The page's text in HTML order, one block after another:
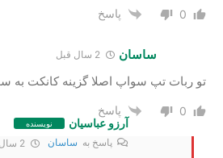
0 پاسخ
ساسان
تو ربات تپ سواپ اصلا گزینه کانکت به
0
پاسخ
آرزو عباسیان
نویسنده
پاسخ به ساسان